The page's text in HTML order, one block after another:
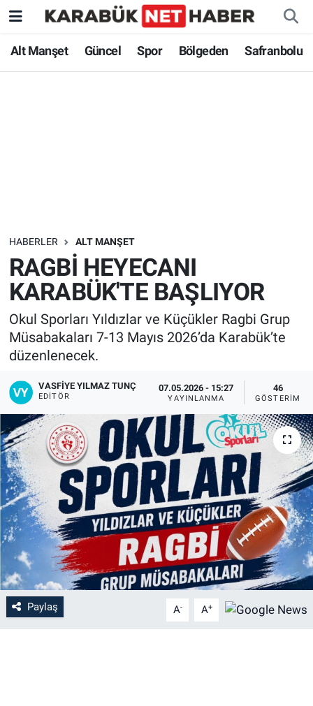
Alt Manşet Güncel Spor Bölgeden Safranbolu
HABERLER ALT MANŞET
RAGBİ HEYECANI
KARABÜK'TE BAŞLIYOR
Okul Sporları Yıldızlar ve Küçükler Ragbi Grup
Müsabakaları 7-13 Mayıs 2026’da Karabük’te
düzenlenecek.
VASFIYE YILMAZ TUNÇ
EDITÖR
07.05.2026 - 15:27
YAYINLANMA
46
GÖSTERIM
Paylaş A- A+